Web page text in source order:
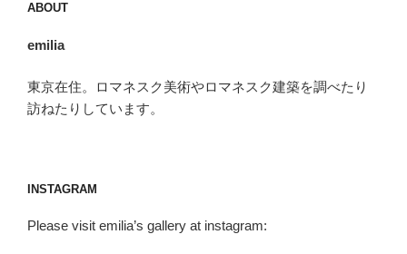
モ
の
ABOUT
emilia
東京在住。ロマネスク美術やロマネスク建築を調べたり
訪ねたりしています。
INSTAGRAM
Please visit emilia’s gallery at instagram: